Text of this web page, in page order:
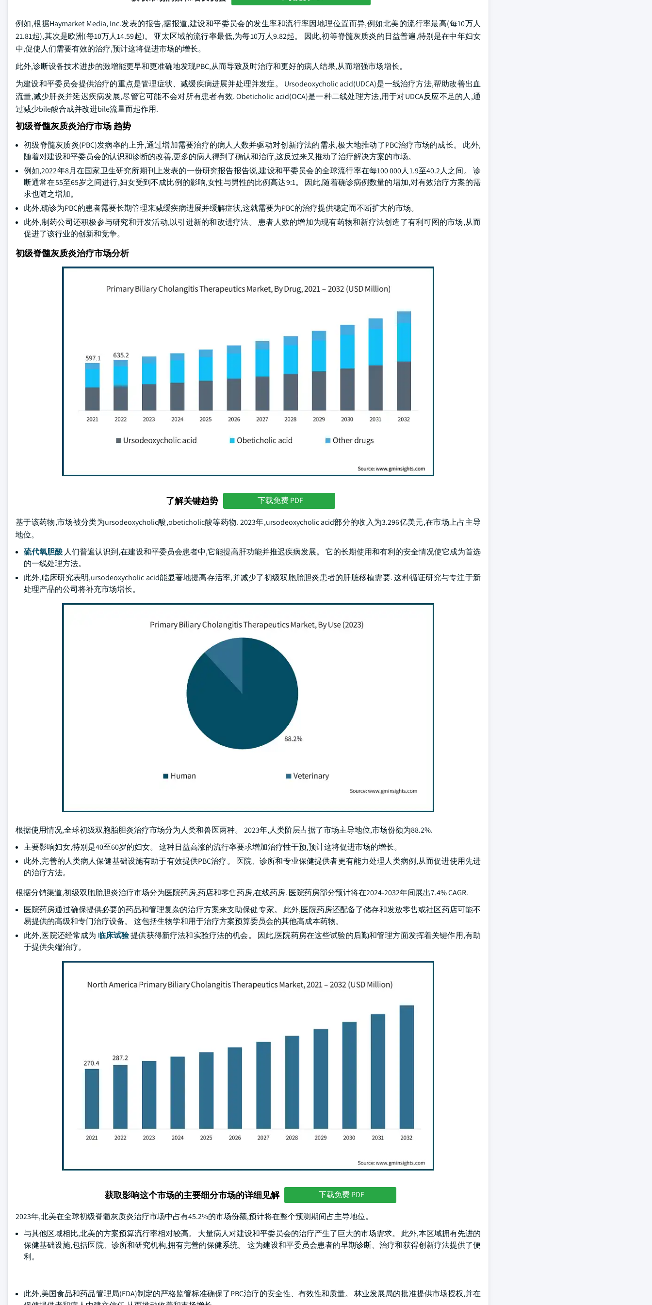
例如,根据Haymarket Media, Inc.发表的报告,据报道,建设和平委员会的发生率和流行率因地理位置而异,例如北美的流行率最高(每10万人
21.81起),其次是欧洲(每10万人14.59起)。 亚太区域的流行率最低,为每10万人9.82起。 因此,初等脊髓灰质炎的日益普遍,特别是在中年妇女
中,促使人们需要有效的治疗,预计这将促进市场的增长。
此外,诊断设备技术进步的激增能更早和更准确地发现PBC,从而导致及时治疗和更好的病人结果,从而增强市场增长。
为建设和平委员会提供治疗的重点是管理症状、减缓疾病进展并处理并发症。 Ursodeoxycholic acid(UDCA)是一线治疗方法,帮助改善出血
流量,减少肝炎并延迟疾病发展,尽管它可能不会对所有患者有效. Obeticholic acid(OCA)是一种二线处理方法,用于对UDCA反应不足的人,通
过减少bile酸合成并改进bile流量而起作用.
初级脊髓灰质炎治疗市场 趋势
初级脊髓灰质炎(PBC)发病率的上升,通过增加需要治疗的病人人数并驱动对创新疗法的需求,极大地推动了PBC治疗市场的成长。 此外,
随着对建设和平委员会的认识和诊断的改善,更多的病人得到了确认和治疗,这反过来又推动了治疗解决方案的市场。
例如,2022年8月在国家卫生研究所期刊上发表的一份研究报告报告说,建设和平委员会的全球流行率在每100 000人1.9至40.2人之间。 诊
断通常在55至65岁之间进行,妇女受到不成比例的影响,女性与男性的比例高达9:1。 因此,随着确诊病例数量的增加,对有效治疗方案的需
求也随之增加。
此外,确诊为PBC的患者需要长期管理来减缓疾病进展并缓解症状,这就需要为PBC的治疗提供稳定而不断扩大的市场。
此外,制药公司还积极参与研究和开发活动,以引进新的和改进疗法。 患者人数的增加为现有药物和新疗法创造了有利可图的市场,从而
促进了该行业的创新和竞争。
初级脊髓灰质炎治疗市场分析
了解关键趋势 下载免费 PDF
基于该药物,市场被分类为ursodeoxycholic酸,obeticholic酸等药物. 2023年,ursodeoxycholic acid部分的收入为3.296亿美元,在市场上占主导
地位。
硫代氧胆酸 人们普遍认识到,在建设和平委员会患者中,它能提高肝功能并推迟疾病发展。 它的长期使用和有利的安全情况使它成为首选
的一线处理方法。
此外,临床研究表明,ursodeoxycholic acid能显著地提高存活率,并减少了初级双胞胎胆炎患者的肝脏移植需要. 这种循证研究与专注于新
处理产品的公司将补充市场增长。
根据使用情况,全球初级双胞胎胆炎治疗市场分为人类和兽医两种。 2023年,人类阶层占据了市场主导地位,市场份额为88.2%.
主要影响妇女,特别是40至60岁的妇女。 这种日益高涨的流行率要求增加治疗性干预,预计这将促进市场的增长。
此外,完善的人类病人保健基础设施有助于有效提供PBC治疗。 医院、诊所和专业保健提供者更有能力处理人类病例,从而促进使用先进
的治疗方法。
根据分销渠道,初级双胞胎胆炎治疗市场分为医院药房,药店和零售药房,在线药房. 医院药房部分预计将在2024-2032年间展出7.4% CAGR.
医院药房通过确保提供必要的药品和管理复杂的治疗方案来支助保健专家。 此外,医院药房还配备了储存和发放零售或社区药店可能不
易提供的高级和专门治疗设备。 这包括生物学和用于治疗方案预算委员会的其他高成本药物。
此外,医院还经常成为 临床试验提供获得新疗法和实验疗法的机会。 因此,医院药房在这些试验的后勤和管理方面发挥着关键作用,有助
于提供尖端治疗。
获取影响这个市场的主要细分市场的详细见解 下载免费 PDF
2023年,北美在全球初级脊髓灰质炎治疗市场中占有45.2%的市场份额,预计将在整个预测期间占主导地位。
与其他区域相比,北美的方案预算流行率相对较高。 大量病人对建设和平委员会的治疗产生了巨大的市场需求。 此外,本区域拥有先进的
保健基础设施,包括医院、诊所和研究机构,拥有完善的保健系统。 这为建设和平委员会患者的早期诊断、治疗和获得创新疗法提供了便
利。
此外,美国食品和药品管理局(FDA)制定的严格监管标准确保了PBC治疗的安全性、有效性和质量。 林业发展局的批准提供市场授权,并在